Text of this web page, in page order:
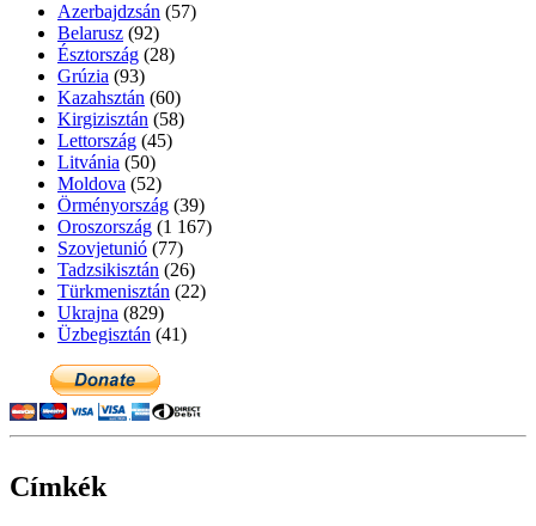
Azerbajdzsán (57)
Belarusz (92)
Észtország (28)
Grúzia (93)
Kazahsztán (60)
Kirgizisztán (58)
Lettország (45)
Litvánia (50)
Moldova (52)
Örményország (39)
Oroszország (1 167)
Szovjetunió (77)
Tadzsikisztán (26)
Türkmenisztán (22)
Ukrajna (829)
Üzbegisztán (41)
Címkék